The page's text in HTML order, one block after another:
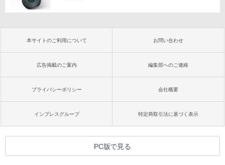
本サイトのご利用について お問い合わせ
広告掲載のご案内 編集部へのご連絡
プライバシーポリシー 会社概要
インプレスグループ 特定商取引法に基づく表示
PC版で見る